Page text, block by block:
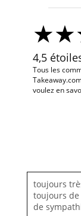
4,5
Tous les
voulez en
toujours
toujours
de